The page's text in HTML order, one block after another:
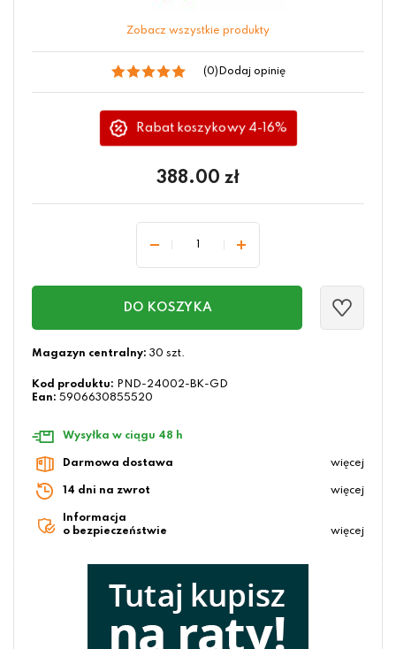
Zobacz wszystkie produkty
(0) Dodaj opinię
Rabat koszykowy 4-16%
388.00 zł
DO KOSZYKA
Magazyn centralny: 30 szt.
Kod produktu: PND-24002-BK-GD
Ean: 5906630855520
Wysyłka w ciągu 48 h
Darmowa dostawa więcej
14 dni na zwrot więcej
Informacja
o bezpieczeństwie
więcej